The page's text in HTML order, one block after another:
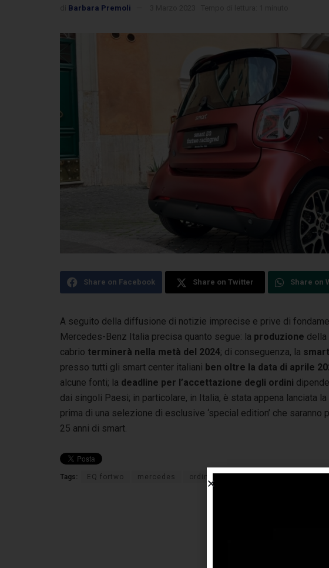
Barbara Premoli
Share on Facebook Share on Twitter Share on
A seguito della diffusione di notizie imprecise e prive di
Mercedes-Benz Italia precisa quanto segue: la produzione della
cabrio terminerà nella metà del 2024; di conseguenza, la
presso tutti gli smart center italiani ben oltre la data di aprile
alcune fonti; la deadline per l’accettazione degli ordini
dai singoli Paesi; in particolare, in Italia, è stata appena lanciata la
prima di una selezione di esclusive ‘special edition’ che saranno
25 anni di smart.
Tags: EQ fortwo mercedes ordini